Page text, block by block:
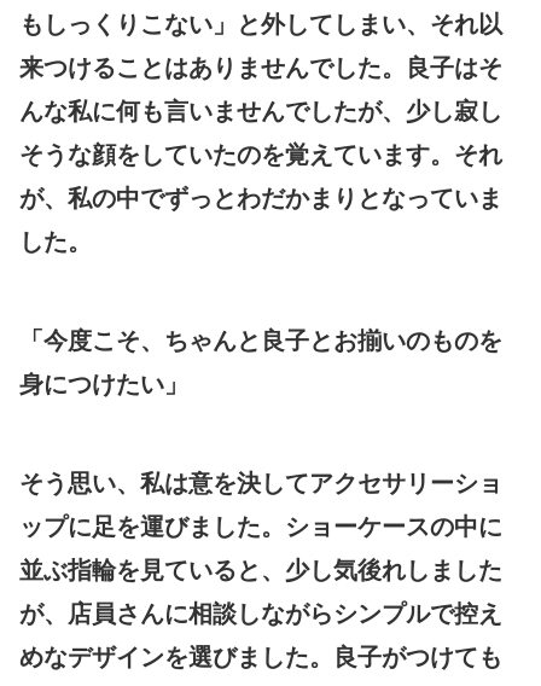
もしっくりこない」と外してしまい、それ以
来つけることはありませんでした。良子はそ
んな私に何も言いませんでしたが、少し寂し
そうな顔をしていたのを覚えています。それ
が、私の中でずっとわだかまりとなっていま
した。
「今度こそ、ちゃんと良子とお揃いのものを
身につけたい」
そう思い、私は意を決してアクセサリーショ
ップに足を運びました。ショーケースの中に
並ぶ指輪を見ていると、少し気後れしました
が、店員さんに相談しながらシンプルで控え
めなデザインを選びました。良子がつけても